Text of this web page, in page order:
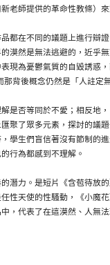
老師提供的革命性教條）
都在不同的議題上進行辯
漠然是無法逃避的，近乎
現為憂鬱氣質的自毀誘惑
背後概念仍然是「人註定
是否等同於不愛；相反地
聚了眾多元素，探討的議
學生們盲信著沒有節制的
行為都感到不理解。
潛力。是短片《含苞待放
性天使的性騷動，《小魔
，代表了在這漠然、人無